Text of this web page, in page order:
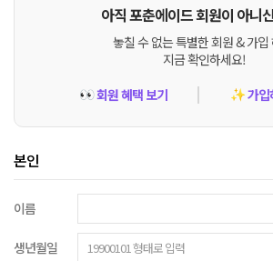
아직 포춘에이드 회원이 아니
놓칠 수 없는 특별한 회원 & 가입
지금 확인하세요!
👀회원 혜택 보기 ✨가입
본인
이름
생년월일